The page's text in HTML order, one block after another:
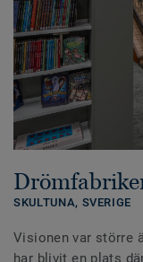
SKULTUNA, SVERIGE
Visionen var större
har blivit en plats